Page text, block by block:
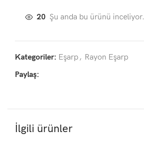
20 Şu anda bu ürünü inceliyor.
Kategoriler: Eşarp, Rayon Eşarp
Paylaş:
İlgili ürünler